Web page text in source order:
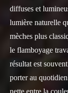
diffuses et
lumière naturelle
mèches plus
le flamboyage
résultat est
porter au
nette entre la